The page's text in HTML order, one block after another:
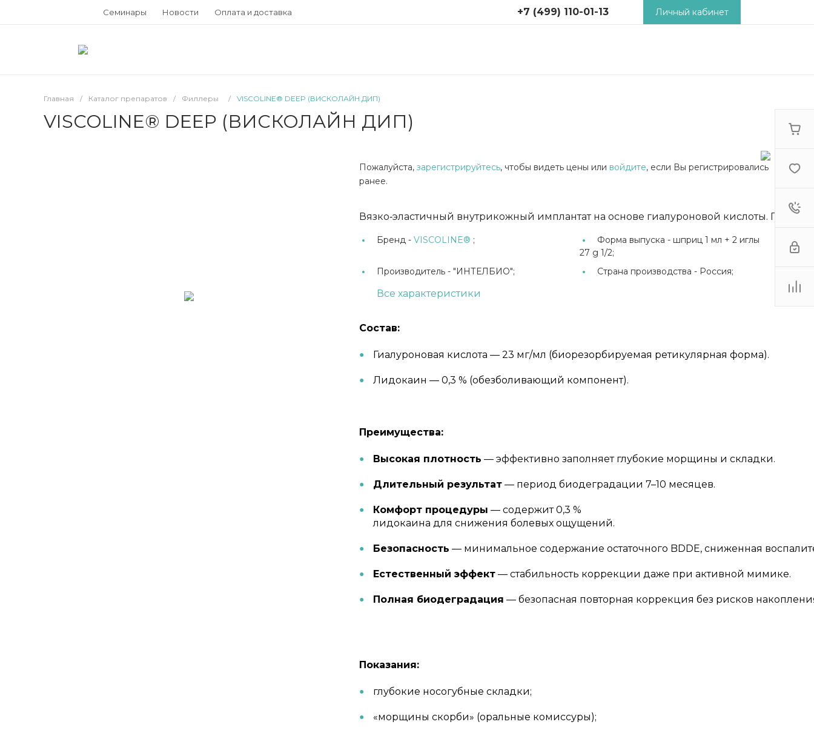
Семинары Новости Оплата и доставка +7 (499) 110-01-13 Личный кабинет
Главная / Каталог препаратов / Филлеры / VISCOLINE® DEEP (ВИСКОЛАЙН ДИП)
VISCOLINE® DEEP (ВИСКОЛАЙН ДИП)
Пожалуйста, зарегистрируйтесь, чтобы видеть цены или войдите, если Вы регистрировались
ранее.
Вязко‑эластичный внутрикожный имплантат на основе гиалуроновой кислоты.
Бренд - VISCOLINE® ; Форма выпуска - шприц 1 мл + 2 иглы
27 g 1/2;
Производитель - "ИНТЕЛБИО"; Страна производства - Россия;
Все характеристики
Состав:
Гиалуроновая кислота — 23 мг/мл (биорезорбируемая ретикулярная форма).
Лидокаин — 0,3 % (обезболивающий компонент).
Преимущества:
Высокая плотность — эффективно заполняет глубокие морщины и складки.
Длительный результат— период биодеградации 7–10 месяцев.
Комфорт процедуры — содержит 0,3 %
лидокаина для снижения болевых ощущений.
Безопасность — минимальное содержание остаточного BDDE, сниженная
Естественный эффект— стабильность коррекции даже при активной мимике.
Полная биодеградация — безопасная повторная коррекция без рисков
Показания:
глубокие носогубные складки;
«морщины скорби» (оральные комиссуры);